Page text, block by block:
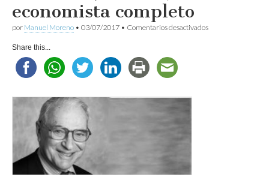
economista completo
por Manuel Moreno • 03/07/2017 • Comentarios desactivadosen
Share this...